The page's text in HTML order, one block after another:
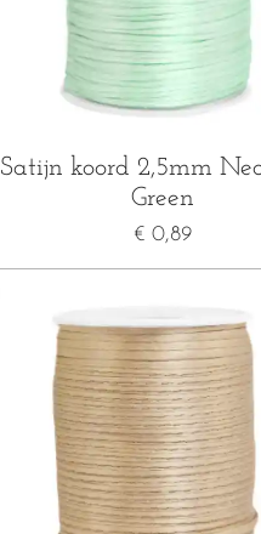
Satijn koord 2,5mm
Green
€ 0,89